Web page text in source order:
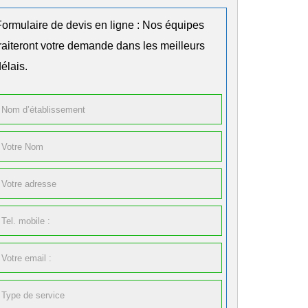
de devis en ligne : Nos équipes
votre demande dans les meilleurs